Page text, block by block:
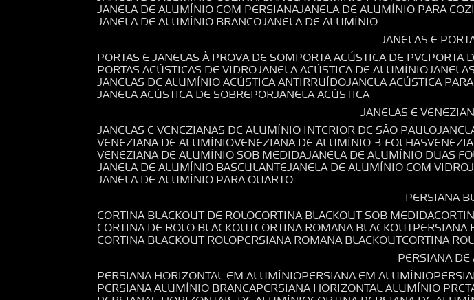
JANELA DE ALUMÍNIO COM PERSIANA JANELA DE ALUMÍNIO PARA
JANELA DE ALUMÍNIO BRANCO JANELA DE ALUMÍNIO
JANELAS E
PORTAS E JANELAS À PROVA DE SOM PORTA ACÚSTICA DE PVC
PORTAS ACÚSTICAS DE VIDRO JANELA ACÚSTICA DE ALUMÍNIO
JANELAS DE ALUMÍNIO ACÚSTICA ANTIRRUÍDO JANELA ACÚSTICA
JANELA ACÚSTICA DE SOBREPOR JANELA ACÚSTICA
JANELAS E
JANELAS E VENEZIANAS DE ALUMÍNIO INTERIOR DE SÃO PAULO
VENEZIANA DE ALUMÍNIO VENEZIANA DE ALUMÍNIO 3 FOLHAS
VENEZIANA DE ALUMÍNIO SOB MEDIDA JANELA DE ALUMÍNIO DUAS
JANELA DE ALUMÍNIO BASCULANTE JANELA DE ALUMÍNIO COM VIDRO
JANELA DE ALUMÍNIO PARA QUARTO
PERSIANA
CORTINA BLACKOUT DE ROLO CORTINA BLACKOUT SOB MEDIDA
CORTINA DE ROLO BLACKOUT CORTINA ROMANA BLACKOUT
CORTINA BLACKOUT ROLO PERSIANA ROMANA BLACKOUT CORTINA
PERSIANA
PERSIANA HORIZONTAL EM ALUMÍNIO PERSIANA EM ALUMÍNIO
PERSIANA ALUMÍNIO BRANCA PERSIANA HORIZONTAL ALUMÍNIO